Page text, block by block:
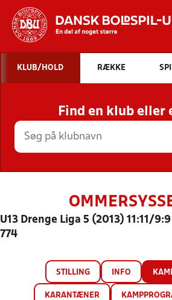
STILLINGER, RESULTATER,
HOLD
KLUB/HOLD RÆKKE
Find en klub eller
U13 Drenge Liga 5 (2013) 11:11/
774
STILLING INFO
KARANTÆNER